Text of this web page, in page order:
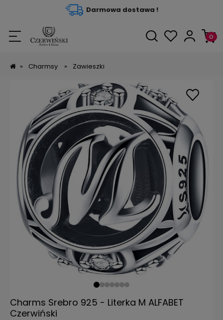
Darmowa dostawa !
» Charmsy » Zawieszki
Charms Srebro 925 - Literka M ALFABET
Czerwiński